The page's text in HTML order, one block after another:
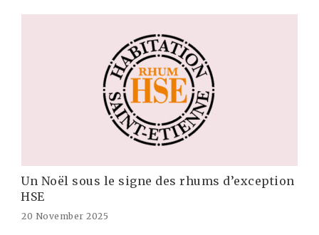
Un Noël sous le signe des rhums d’exception
HSE
20 November 2025